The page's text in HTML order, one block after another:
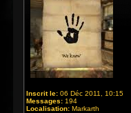
Inscrit le: 06 Déc 2011, 10:15
Messages: 194
Localisation: Markarth